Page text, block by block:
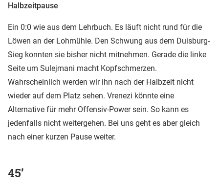
Halbzeitpause
Ein 0:0 wie aus dem Lehrbuch. Es läuft nicht rund für die
Löwen an der Lohmühle. Den Schwung aus dem Duisburg-
Sieg konnten sie bisher nicht mitnehmen. Gerade die linke
Seite um Sulejmani macht Kopfschmerzen.
Wahrscheinlich werden wir ihn nach der Halbzeit nicht
wieder auf dem Platz sehen. Vrenezi könnte eine
Alternative für mehr Offensiv-Power sein. So kann es
jedenfalls nicht weitergehen. Bei uns geht es aber gleich
nach einer kurzen Pause weiter.
45’